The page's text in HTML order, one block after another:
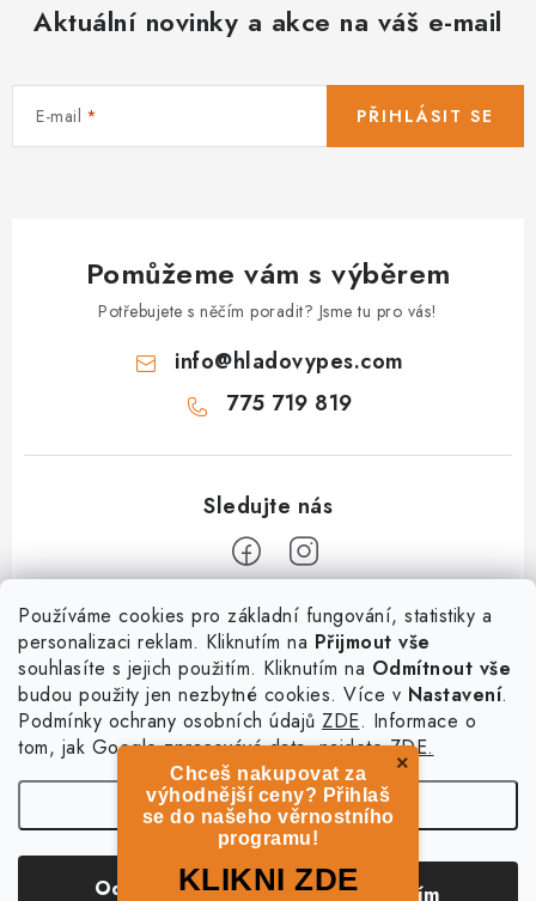
Používáme cookies pro základní fungování, statistiky a
personalizaci reklam. Kliknutím na Přijmout vše
souhlasíte s jejich použitím. Kliknutím na Odmítnout vše
budou použity jen nezbytné cookies. Více v Nastavení.
Podmínky ochrany osobních údajů ZDE. Informace o
tom, jak Google zpracovává data, najdeteZDE.
Nastavení
Odmítnout Souhlasím
Aktuální novinky a akce na váš e-mail
E-mail PŘIHLÁSIT SE
Pomůžeme vám s výběrem
Potřebujete s něčím poradit? Jsme tu pro vás!
info@hladovypes.com
775 719 819
Informace
O nás
Kontakty
Výměna, vrácení a reklamace
Služby
PetExpert - pojištění psů
Pujčení paddleboardu a psí plovací vesty
Osobní odběr zboží - PRODEJNA
hladovypes.com. Všechna práva vyhrazena. Upravit nastavení
cookies
×
Chceš nakupovat za
výhodnější ceny? Přihlaš
se do našeho věrnostního
programu!
KLIKNI ZDE